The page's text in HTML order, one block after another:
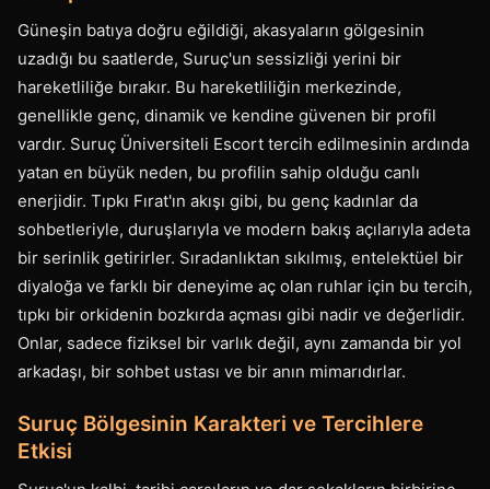
Güneşin batıya doğru eğildiği, akasyaların gölgesinin
uzadığı bu saatlerde, Suruç'un sessizliği yerini bir
hareketliliğe bırakır. Bu hareketliliğin merkezinde,
genellikle genç, dinamik ve kendine güvenen bir profil
vardır. Suruç Üniversiteli Escort tercih edilmesinin ardında
yatan en büyük neden, bu profilin sahip olduğu canlı
enerjidir. Tıpkı Fırat'ın akışı gibi, bu genç kadınlar da
sohbetleriyle, duruşlarıyla ve modern bakış açılarıyla adeta
bir serinlik getirirler. Sıradanlıktan sıkılmış, entelektüel bir
diyaloğa ve farklı bir deneyime aç olan ruhlar için bu tercih,
tıpkı bir orkidenin bozkırda açması gibi nadir ve değerlidir.
Onlar, sadece fiziksel bir varlık değil, aynı zamanda bir yol
arkadaşı, bir sohbet ustası ve bir anın mimarıdırlar.
Suruç Bölgesinin Karakteri ve Tercihlere
Etkisi